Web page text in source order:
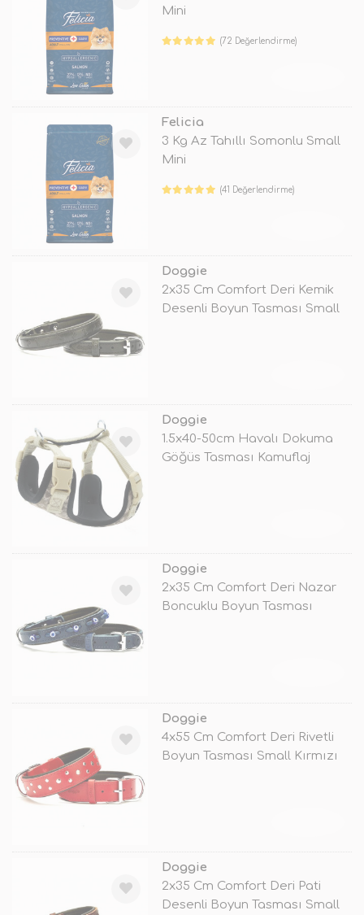
Mini
(72 Değerlendirme)
Felicia
3 Kg Az Tahıllı Somonlu Small
Mini
(41 Değerlendirme)
Doggie
2x35 Cm Comfort Deri Kemik
Desenli Boyun Tasması Small
Doggie
1.5x40-50cm Havalı Dokuma
Göğüs Tasması Kamuflaj
Doggie
2x35 Cm Comfort Deri Nazar
Boncuklu Boyun Tasması
Doggie
4x55 Cm Comfort Deri Rivetli
Boyun Tasması Small Kırmızı
Doggie
2x35 Cm Comfort Deri Pati
Desenli Boyun Tasması Small